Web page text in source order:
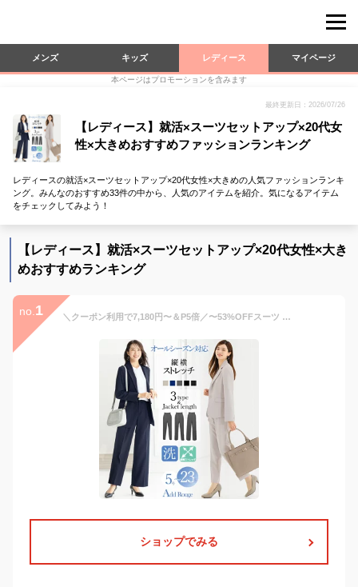
メンズ キッズ レディース マイページ
本ページはプロモーションを含みます
最終更新日：2026/07/26
【レディース】就活×スーツセットアップ×20代女
性×大きめおすすめファッションランキング
レディースの就活×スーツセットアップ×20代女性×大きめの人気ファッションランキ
ング。みんなのおすすめ33件の中から、人気のアイテムを紹介。気になるアイテム
をチェックしてみよう！
【レディース】就活×スーツセットアップ×20代女性×大き
めおすすめランキング
no. 1 ＼クーポン利用で7,180円〜＆P5倍／〜53%OFFスーツ レディース 大きいサイズ ビジネススーツ セットアップ 夏 洗える ストレッチ パンツスーツ ロングジャケット 春秋冬 30代 40代 50代 通勤 面接 サマースーツ オフィス 試着チケット対象 【365日即日発送】
ショップでみる